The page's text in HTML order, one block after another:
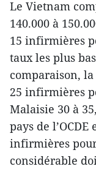
Le Vietnam
140.000 à
15 infirmières
taux les plus
comparaison,
25 infirmières
Malaisie 30 à
pays de
infirmières
considérable